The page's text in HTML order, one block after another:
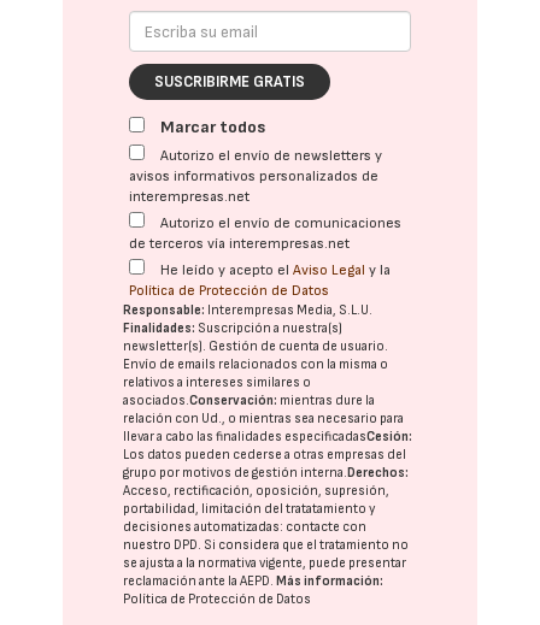
SUSCRIBIRME GRATIS
Marcar todos
Autorizo el envío de newsletters y
avisos informativos personalizados de
interempresas.net
Autorizo el envío de comunicaciones
de terceros vía interempresas.net
He leído y acepto elAviso Legal y la
Política de Protección de Datos
Responsable: Interempresas Media, S.L.U.
Finalidades: Suscripción a nuestra(s)
newsletter(s). Gestión de cuenta de usuario.
Envío de emails relacionados con la misma o
relativos a intereses similares o
asociados.Conservación: mientras dure la
relación con Ud., o mientras sea necesario para
llevar a cabo las finalidades especificadasCesión:
Los datos pueden cederse a otras empresas del
grupo por motivos de gestión interna.Derechos:
Acceso, rectificación, oposición, supresión,
portabilidad, limitación del tratatamiento y
decisiones automatizadas: contacte con
nuestro DPD. Si considera que el tratamiento no
se ajusta a la normativa vigente, puede presentar
reclamación ante laAEPD.Más información:
Política de Protección de Datos